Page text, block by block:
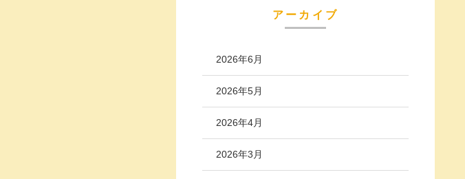
アーカイブ
2026年6月
2026年5月
2026年4月
2026年3月